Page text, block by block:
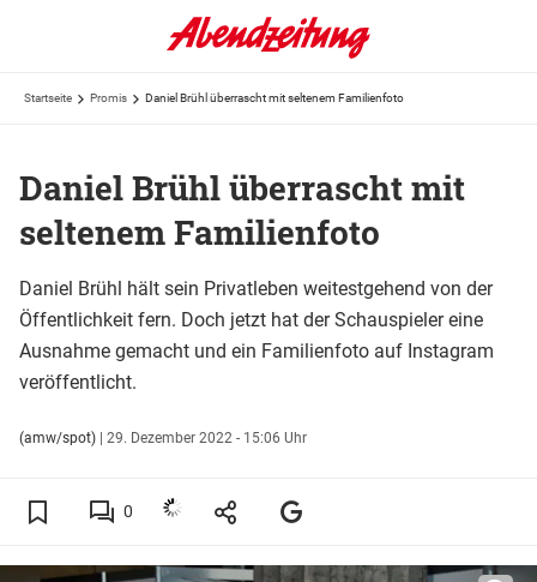
Startseite Promis Daniel Brühl überrascht mit seltenem Familienfoto
Daniel Brühl überrascht mit
seltenem Familienfoto
Daniel Brühl hält sein Privatleben weitestgehend von der
Öffentlichkeit fern. Doch jetzt hat der Schauspieler eine
Ausnahme gemacht und ein Familienfoto auf Instagram
veröffentlicht.
(amw/spot) | 29. Dezember 2022 - 15:06 Uhr
0